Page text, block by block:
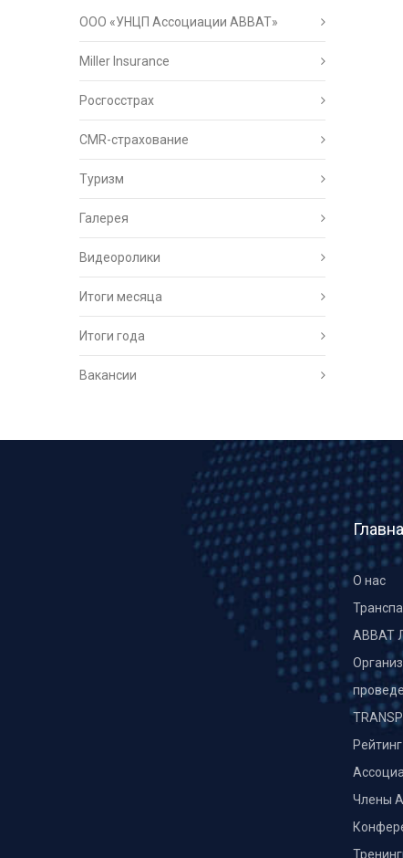
ООО «УНЦП Ассоциации АВВАТ»
Miller Insurance
Росгосстрах
CMR-страхование
Туризм
Галерея
Видеоролики
Итоги месяца
Итоги года
Вакансии
О нас
ABBAT
Члены